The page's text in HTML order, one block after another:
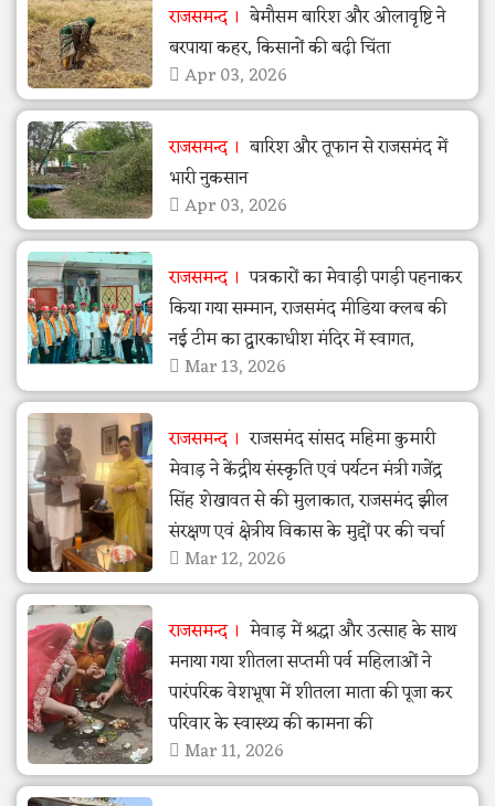
राजसमन्द
बेमौसम बारिश और ओलावृष्टि ने
बरपाया कहर, किसानों की बढ़ी चिंता
Apr 03, 2026
राजसमन्द
बारिश और तूफान से राजसमंद में
भारी नुकसान
Apr 03, 2026
राजसमन्द
पत्रकारों का मेवाड़ी पगड़ी पहनाकर
किया गया सम्मान, राजसमंद मीडिया क्लब की
नई टीम का द्वारकाधीश मंदिर में स्वागत,
Mar 13, 2026
राजसमन्द
राजसमंद सांसद महिमा कुमारी
मेवाड़ ने केंद्रीय संस्कृति एवं पर्यटन मंत्री गजेंद्र
सिंह शेखावत से की मुलाकात, राजसमंद झील
संरक्षण एवं क्षेत्रीय विकास के मुद्दों पर की चर्चा
Mar 12, 2026
राजसमन्द
मेवाड़ में श्रद्धा और उत्साह के साथ
मनाया गया शीतला सप्तमी पर्व महिलाओं ने
पारंपरिक वेशभूषा में शीतला माता की पूजा कर
परिवार के स्वास्थ्य की कामना की
Mar 11, 2026